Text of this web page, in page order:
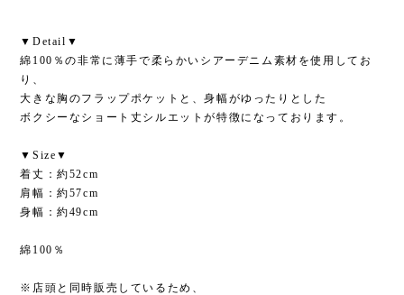
▼Detail▼
綿100％の非常に薄手で柔らかいシアーデニム素材を使用してお
り、
大きな胸のフラップポケットと、身幅がゆったりとした
ボクシーなショート丈シルエットが特徴になっております。
▼Size▼
着丈：約52cm
肩幅：約57cm
身幅：約49cm
綿100％
※店頭と同時販売しているため、